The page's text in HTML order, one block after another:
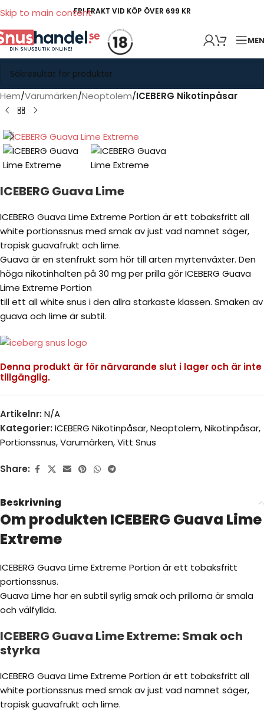
Skip to main contentFRI FRAKT VID KÖP ÖVER 699 KR
Hem Varumärken Neoptolem ICEBERG Nikotinpåsar
ICEBERG Guava Lime
ICEBERG Guava Lime Extreme Portion är ett tobaksfritt all
white portionssnus med smak av just vad namnet säger,
tropisk guavafrukt och lime.
Guava är en stenfrukt som hör till arten myrtenväxter. Den
höga nikotinhalten på 30 mg per prilla gör ICEBERG Guava
Lime Extreme Portion
till ett all white snus i den allra starkaste klassen. Smaken av
guava och lime är subtil.
Denna produkt är för närvarande slut i lager och är inte
tillgänglig.
Artikelnr: N/A
Kategorier: ICEBERG Nikotinpåsar,Neoptolem,Nikotinpåsar,
Portionssnus,Varumärken,Vitt Snus
Share:
Beskrivning
Om produkten ICEBERG Guava Lime
Extreme
ICEBERG Guava Lime Extreme Portion är ett tobaksfritt
portionssnus.
Guava Lime har en subtil syrlig smak och prillorna är smala
och välfyllda.
ICEBERG Guava Lime Extreme: Smak och
styrka
ICEBERG Guava Lime Extreme Portion är ett tobaksfritt all
white portionssnus med smak av just vad namnet säger,
tropisk guavafrukt och lime.